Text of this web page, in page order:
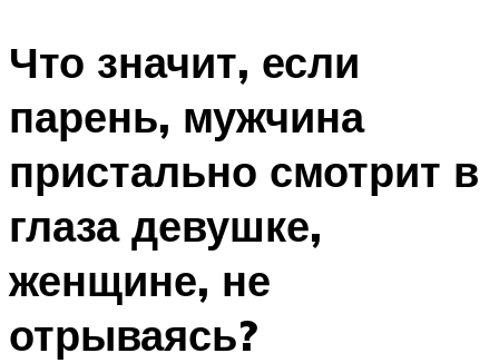
Что значит, если
парень, мужчина
пристально смотрит в
глаза девушке,
женщине, не
отрываясь?